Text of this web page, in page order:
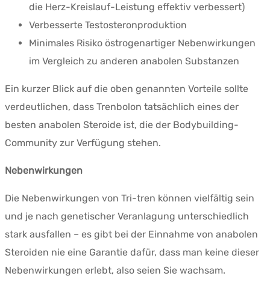
die Herz-Kreislauf-Leistung effektiv verbessert)
Verbesserte Testosteronproduktion
Minimales Risiko östrogenartiger Nebenwirkungen
im Vergleich zu anderen anabolen Substanzen
Ein kurzer Blick auf die oben genannten Vorteile sollte
verdeutlichen, dass Trenbolon tatsächlich eines der
besten anabolen Steroide ist, die der Bodybuilding-
Community zur Verfügung stehen.
Nebenwirkungen
Die Nebenwirkungen von Tri-tren können vielfältig sein
und je nach genetischer Veranlagung unterschiedlich
stark ausfallen – es gibt bei der Einnahme von anabolen
Steroiden nie eine Garantie dafür, dass man keine dieser
Nebenwirkungen erlebt, also seien Sie wachsam.